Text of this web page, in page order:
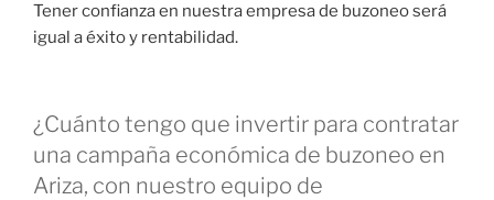
Tener confianza en nuestra empresa de buzoneo será
igual a éxito y rentabilidad.
¿Cuánto tengo que invertir para contratar
una campaña económica de buzoneo en
Ariza, con nuestro equipo de